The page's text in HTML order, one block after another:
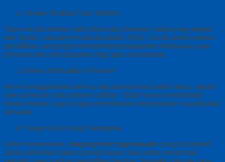
Desain Eksklusif dan Modern
Toga wisuda terbaru kami dirancang dengan model yang elegan
dan stylish, sesuai tren wisuda tahun 2024. Cocok untuk institusi
pendidikan yang ingin memberikan pengalaman kelulusan yang
istimewa dan tak terlupakan bagi para wisudawan.
Bahan Berkualitas Premium
Kami menggunakan bahan yang nyaman dan tahan lama, seperti
satin premium dan poliester pilihan. Tidak hanya memberikan
kesan mewah, toga ini juga memberikan kenyamanan saat dipakai
seharian.
Harga Grosir yang Terjangkau
Kami menawarkan harga grosir toga wisuda yang kompetitif
untuk pembelian dalam jumlah besar, baik untuk universitas,